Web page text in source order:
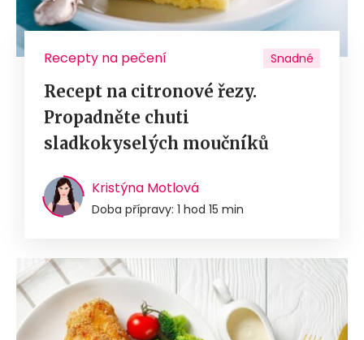
Recepty na pečení Snadné
Recept na citronové řezy.
Propadněte chuti
sladkokyselých moučníků
Kristýna Motlová
Doba přípravy: 1 hod 15 min